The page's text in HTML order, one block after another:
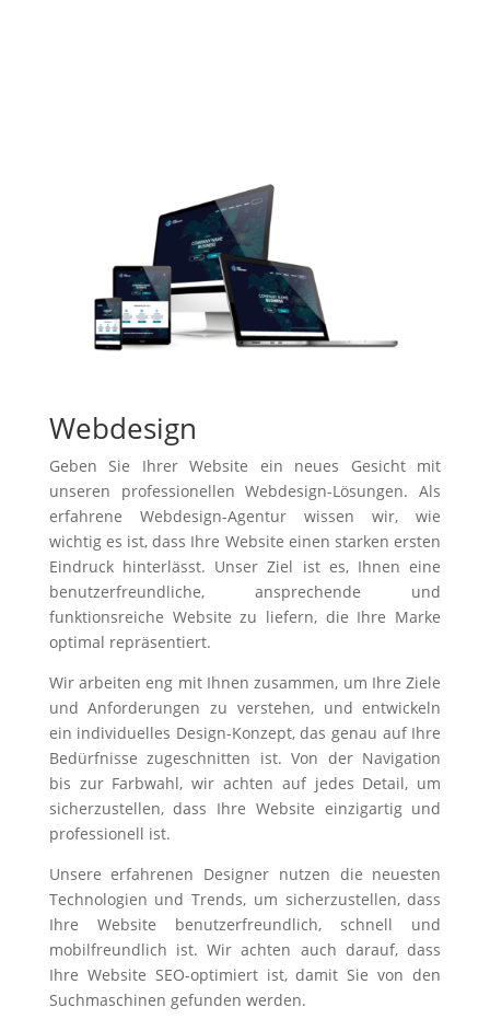
Webdesign
Geben Sie Ihrer Website ein neues Gesicht mit
unseren professionellen Webdesign-Lösungen. Als
erfahrene Webdesign-Agentur wissen wir, wie
wichtig es ist, dass Ihre Website einen starken ersten
Eindruck hinterlässt. Unser Ziel ist es, Ihnen eine
benutzerfreundliche, ansprechende und
funktionsreiche Website zu liefern, die Ihre Marke
optimal repräsentiert.
Wir arbeiten eng mit Ihnen zusammen, um Ihre Ziele
und Anforderungen zu verstehen, und entwickeln
ein individuelles Design-Konzept, das genau auf Ihre
Bedürfnisse zugeschnitten ist. Von der Navigation
bis zur Farbwahl, wir achten auf jedes Detail, um
sicherzustellen, dass Ihre Website einzigartig und
professionell ist.
Unsere erfahrenen Designer nutzen die neuesten
Technologien und Trends, um sicherzustellen, dass
Ihre Website benutzerfreundlich, schnell und
mobilfreundlich ist. Wir achten auch darauf, dass
Ihre Website SEO-optimiert ist, damit Sie von den
Suchmaschinen gefunden werden.